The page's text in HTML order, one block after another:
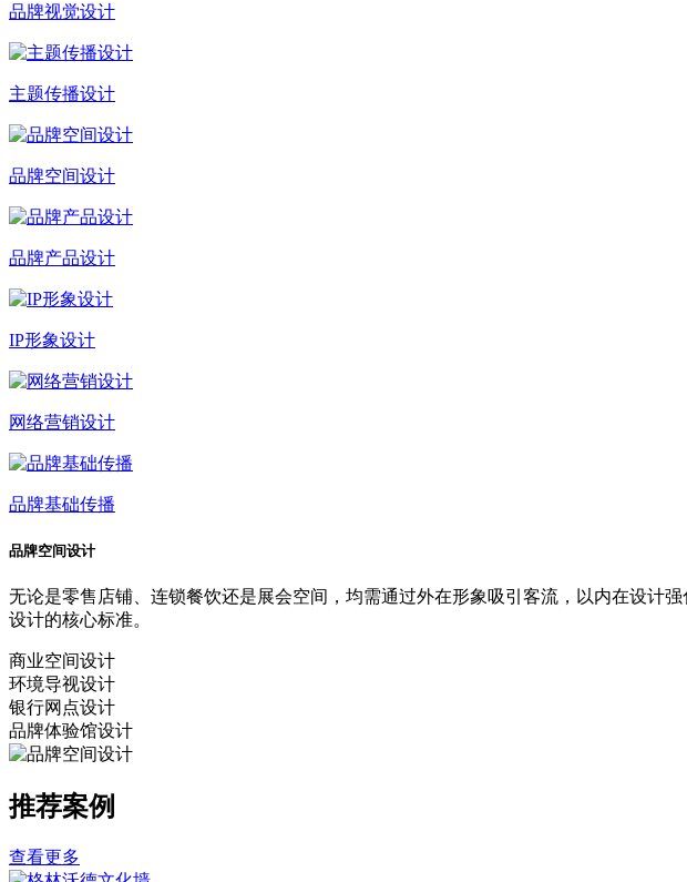
品牌视觉设计
主题传播设计
品牌空间设计
品牌产品设计
IP形象设计
网络营销设计
品牌基础传播
品牌空间设计
无论是零售店铺、连锁餐饮还是展会空间，均需通过外在形象吸引客流，以内在设计
设计的核心标准。
商业空间设计
环境导视设计
银行网点设计
品牌体验馆设计
推荐案例
查看更多